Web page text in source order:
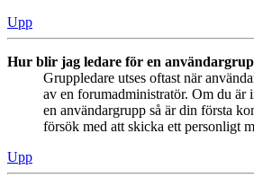
Upp
Hur blir jag ledare för en
Gruppledare utses oftast när
av en forumadministratör. Om du är
en användargrupp så är din första
försök med att skicka ett personligt
Upp